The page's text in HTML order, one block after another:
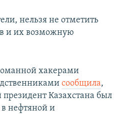
нельзя не отметить
и их возможную
хакерами
сообщила,
Казахстана был
нефтяной и